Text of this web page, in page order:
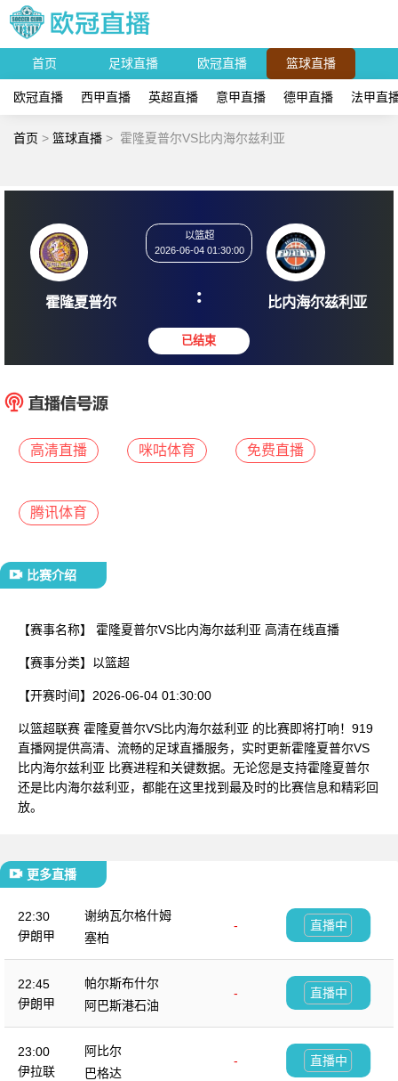
首页 足球直播 欧冠直播 篮球直播
欧冠直播 西甲直播 英超直播 意甲直播 德甲直播 法甲直
首页 > 篮球直播 > 霍隆夏普尔VS比内海尔兹利亚
霍隆夏普尔
2026-06-04 01:30:00
: 比内海
高清直播 咪咕体育 免费直播
腾讯体育
比赛介绍
【赛事名称】 霍隆夏普尔VS比内海尔兹利亚 高清在线直播
【赛事分类】 以篮超
【开赛时间】 2026-06-04 01:30:00
以篮超联赛 霍隆夏普尔VS比内海尔兹利亚 的比赛即将打响！919
直播网提供高清、流畅的足球直播服务，实时更新霍隆夏普尔VS
比内海尔兹利亚 比赛进程和关键数据。无论您是支持霍隆夏普尔
还是比内海尔兹利亚，都能在这里找到最及时的比赛信息和精彩回
放。
更多直播
22:30
伊朗甲
谢纳瓦尔格什姆
-
塞柏
直播中
22:45
伊朗甲
帕尔斯布什尔
-
阿巴斯港石油
直播中
23:00
伊拉联
阿比尔
-
巴格达
直播中